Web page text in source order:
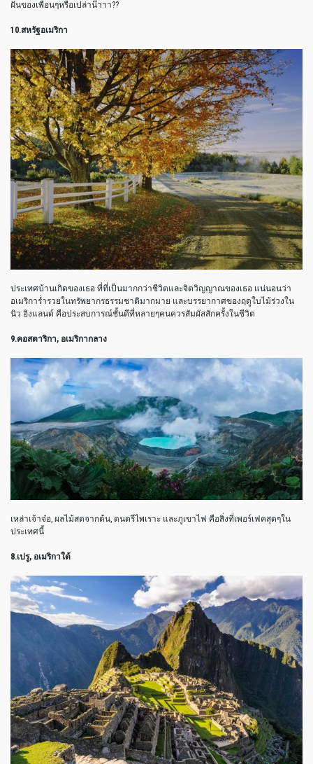
ฝันของเพื่อนๆหรือเปล่าน๊าาา??
10.สหรัฐอเมริกา
ประเทศบ้านเกิดของเธอ ที่ที่เป็นมากกว่าชีวิตและจิตวิญญาณของเธอ แน่นอนว่า
อเมริการ่ำรวยในทรัพยากรธรรมชาติมากมาย และบรรยากาศของฤดูใบไม้ร่วงใน
นิว อิงแลนด์ คือประสบการณ์ชั้นดีที่หลายๆคนควรสัมผัสสักครั้งในชีวิต
9.คอสตาริกา, อเมริกากลาง
เหล่าเจ้าจ๋อ, ผลไม้สดจากต้น, ดนตรีไพเราะ และภูเขาไฟ คือสิ่งที่เพอร์เฟคสุดๆใน
ประเทศนี้
8.เปรู, อเมริกาใต้